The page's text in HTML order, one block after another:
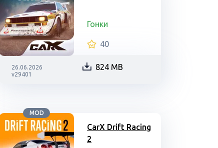
Гонки
40
26.06.2026
v29401
824 MB
MOD
CarX Drift Racing
2